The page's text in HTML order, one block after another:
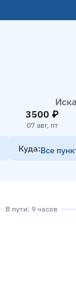
3500 ₽
07 авг, пт
Куда Все
В пути: 9 часов